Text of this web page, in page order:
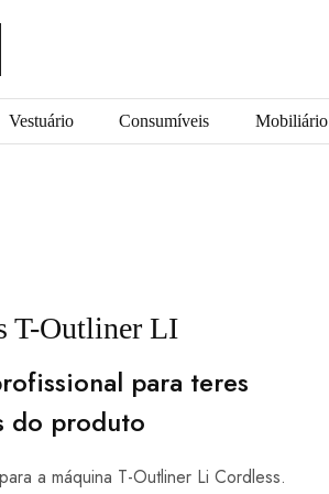
Vestuário Consumíveis Mobiliário
T-Outliner LI
para teres
do produto
a máquina T-Outliner Li Cordless.